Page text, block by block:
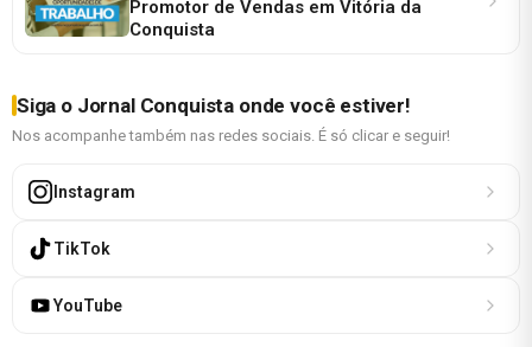
Promotor de Vendas em Vitória da
Conquista
Siga o Jornal Conquista onde você estiver!
Nos acompanhe também nas redes sociais. É só clicar e seguir!
Instagram
TikTok
YouTube